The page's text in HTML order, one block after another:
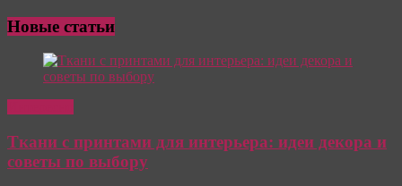
Новые статьи
Ткани с принтами для интерьера: идеи декора и
советы по выбору